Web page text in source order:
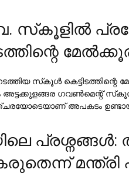
സ്‌കൂളിൽ
സ്‌കൂള്‍
ഗവണ്‍മെന്റ് സ്‌കൂള്‍
അപകടം
പ്രശ്നങ്ങള്‍:
മന്ത്രി